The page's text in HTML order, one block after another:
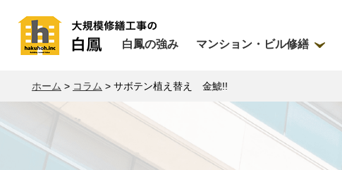
白鳳の強み マンション・ビル修繕
ホーム > コラム > サボテン植え替え 金鯱!!